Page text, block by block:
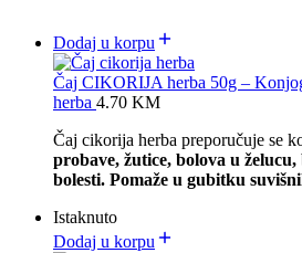
Dodaj u korpu
Čaj CIKORIJA herba 50g –
herba 4.70 KM
Čaj cikorija herba preporučuje se
probave, žutice, bolova u
bolesti. Pomaže u gubitku
Istaknuto
Dodaj u korpu